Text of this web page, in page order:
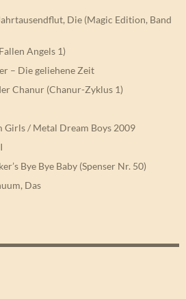
Die (Magic Edition, Band
Angels 1)
– Die geliehene Zeit
Chanur (Chanur-Zyklus 1)
Girls / Metal Dream Boys 2009
Bye Bye Baby (Spenser Nr. 50)
Das